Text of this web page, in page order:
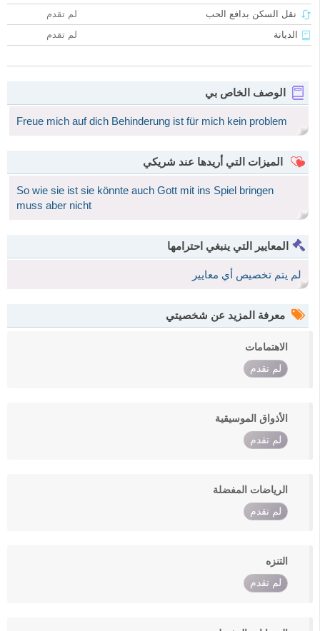
نقل السكن بدافع الحب
لم تقدم
الديانة
لم تقدم
الوصف الخاص بي
Freue mich auf dich Behinderung ist für mich kein problem
الميزات التي أريدها عند شريكي
So wie sie ist sie könnte auch Gott mit ins Spiel bringen
muss aber nicht
المعايير التي ينبغي احترامها
لم يتم تخصيص أي معايير
معرفة المزيد عن شخصيتي
الاهتمامات
لم تقدم
الأذواق الموسيقية
لم تقدم
الرياضات المفضلة
لم تقدم
التنزه
لم تقدم